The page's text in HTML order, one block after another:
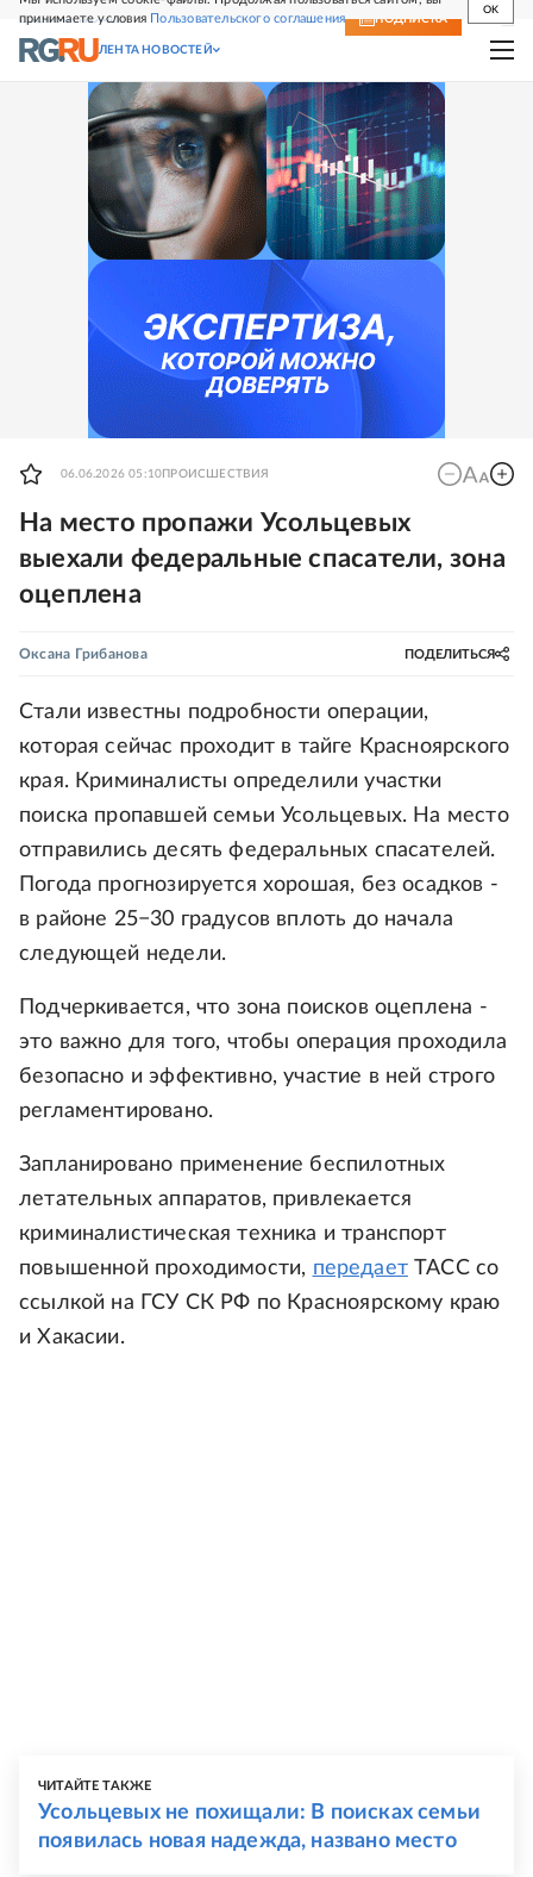
принимаете условия Пользовательского соглашения
OK
СВЕЖИЙ НОМЕР ПОДПИСКА
ЛЕНТА НОВОСТЕЙ
06.06.2026 05:10 ПРОИСШЕСТВИЯ
На место пропажи Усольцевых
выехали федеральные спасатели, зона
оцеплена
Оксана Грибанова ПОДЕЛИТЬСЯ
Стали известны подробности операции,
которая сейчас проходит в тайге Красноярского
края. Криминалисты определили участки
поиска пропавшей семьи Усольцевых. На место
отправились десять федеральных спасателей.
Погода прогнозируется хорошая, без осадков -
в районе 25−30 градусов вплоть до начала
следующей недели.
Подчеркивается, что зона поисков оцеплена -
это важно для того, чтобы операция проходила
безопасно и эффективно, участие в ней строго
регламентировано.
Запланировано применение беспилотных
летательных аппаратов, привлекается
криминалистическая техника и транспорт
повышенной проходимости, передаетТАСС со
ссылкой на ГСУ СК РФ по Красноярскому краю
и Хакасии.
ЧИТАЙТЕ ТАКЖЕ
Усольцевых не похищали: В поисках семьи
появилась новая надежда, названо место